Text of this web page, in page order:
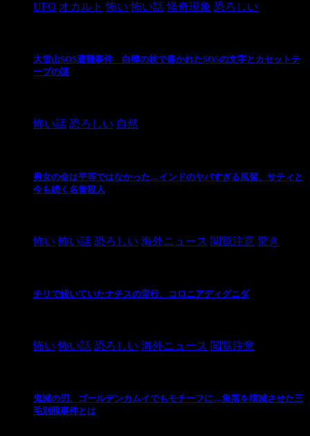
UFO オカルト 怖い 怖い話 怪奇現象 恐ろしい
大雪山SOS遭難事件 白樺の枝で書かれたSOSの文字とカセットテ
ープの謎
怖い話 恐ろしい 自然
男女の命は平等ではなかった…インドのヤバすぎる風習、サティと
今も続く名誉殺人
怖い 怖い話 恐ろしい 海外ニュース 閲覧注意 驚き
チリで続いていたナチスの蛮行、コロニアディグニダ
怖い 怖い話 恐ろしい 海外ニュース 閲覧注意
鬼滅の刃、ゴールデンカムイでもモチーフに…集落を壊滅させた三
毛別羆事件とは